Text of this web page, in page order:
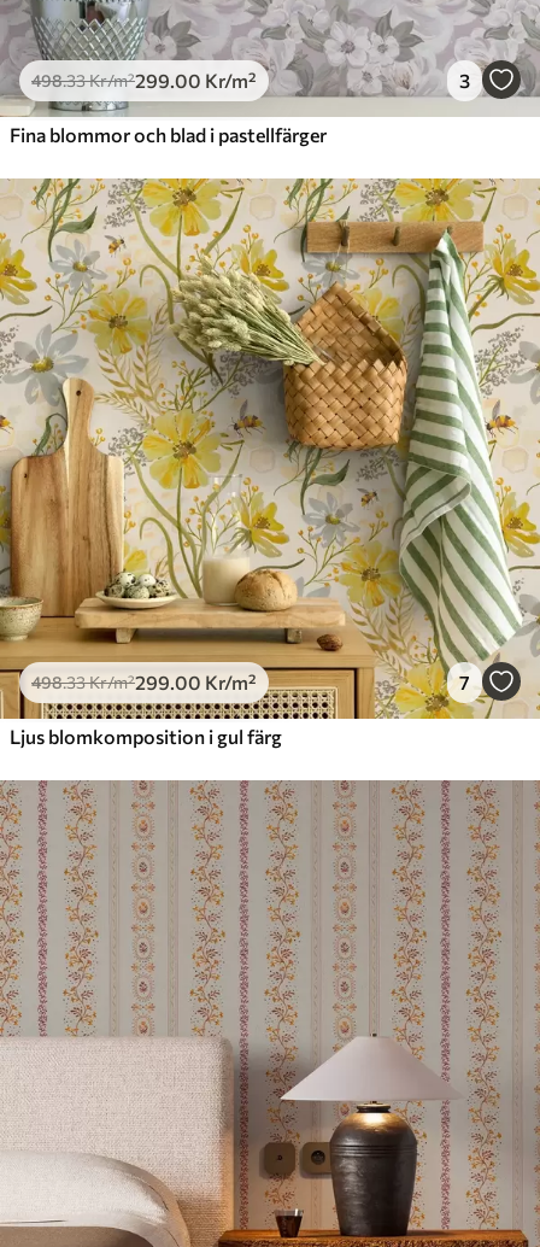
498.33Kr/m²299.00 Kr/m² 3
Fina blommor och blad i pastellfärger
498.33Kr/m²299.00 Kr/m² 7
Ljus blomkomposition i gul färg